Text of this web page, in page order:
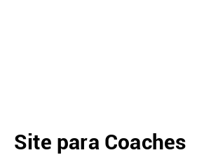
Site para Coaches